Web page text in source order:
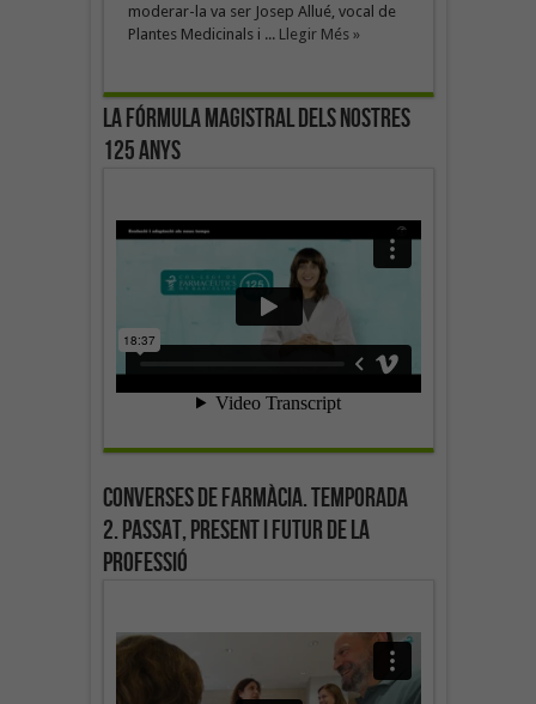
moderar-la va ser Josep Allué, vocal de
Plantes Medicinals i ... Llegir Més »
La fórmula magistral dels nostres
125 anys
Converses de farmàcia. Temporada
2. Passat, present i futur de la
professió